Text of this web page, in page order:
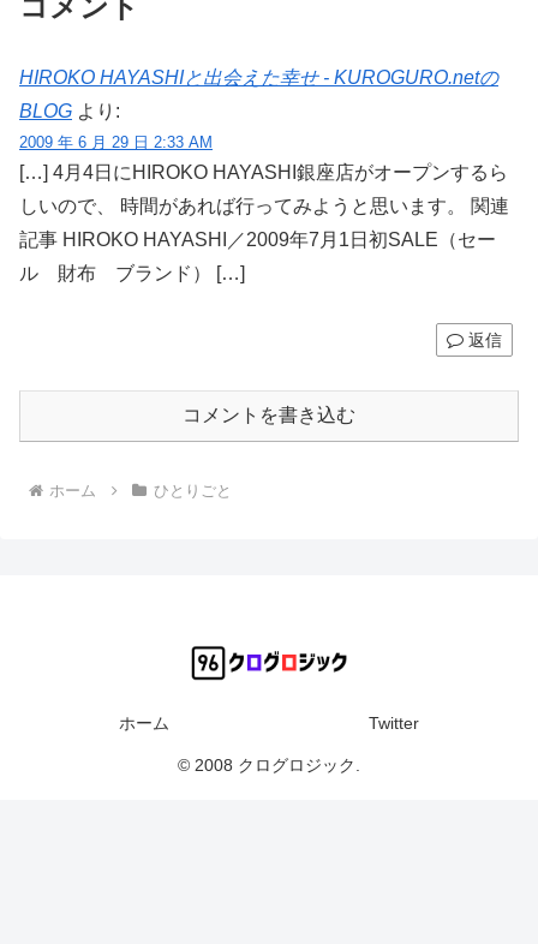
コメント
HIROKO HAYASHIと出会えた幸せ - KUROGURO.netの
BLOG より:
2009 年 6 月 29 日 2:33 AM
[…] 4月4日にHIROKO HAYASHI銀座店がオープンするら
しいので、 時間があれば行ってみようと思います。 関連
記事 HIROKO HAYASHI／2009年7月1日初SALE（セー
ル 財布 ブランド） […]
返信
コメントを書き込む
ホーム ひとりごと
ホーム Twitter
© 2008 クログロジック.